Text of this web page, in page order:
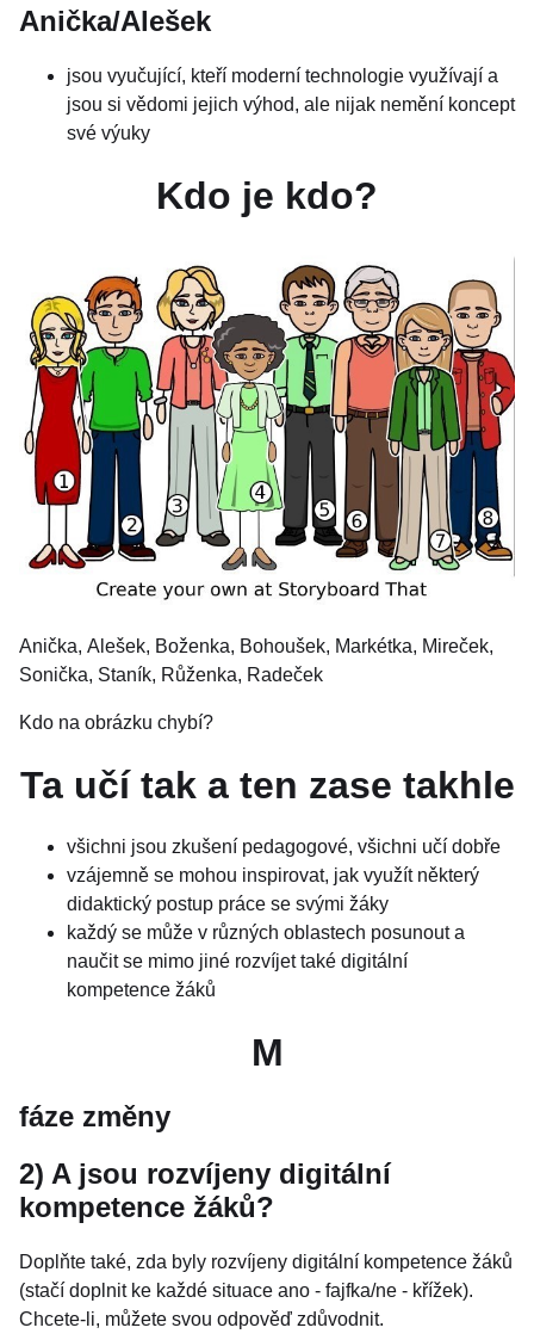
Anička/Alešek
jsou vyučující, kteří moderní technologie využívají a
jsou si vědomi jejich výhod, ale nijak nemění koncept
své výuky
Kdo je kdo?
Anička, Alešek, Boženka, Bohoušek, Markétka, Mireček,
Sonička, Staník, Růženka, Radeček
Kdo na obrázku chybí?
Ta učí tak a ten zase takhle
všichni jsou zkušení pedagogové, všichni učí dobře
vzájemně se mohou inspirovat, jak využít některý
didaktický postup práce se svými žáky
každý se může v různých oblastech posunout a
naučit se mimo jiné rozvíjet také digitální
kompetence žáků
M
fáze změny
2) A jsou rozvíjeny digitální
kompetence žáků?
Doplňte také, zda byly rozvíjeny digitální kompetence žáků
(stačí doplnit ke každé situace ano - fajfka/ne - křížek).
Chcete-li, můžete svou odpověď zdůvodnit.